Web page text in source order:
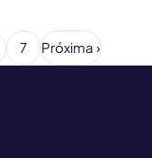
7 Próxima ›